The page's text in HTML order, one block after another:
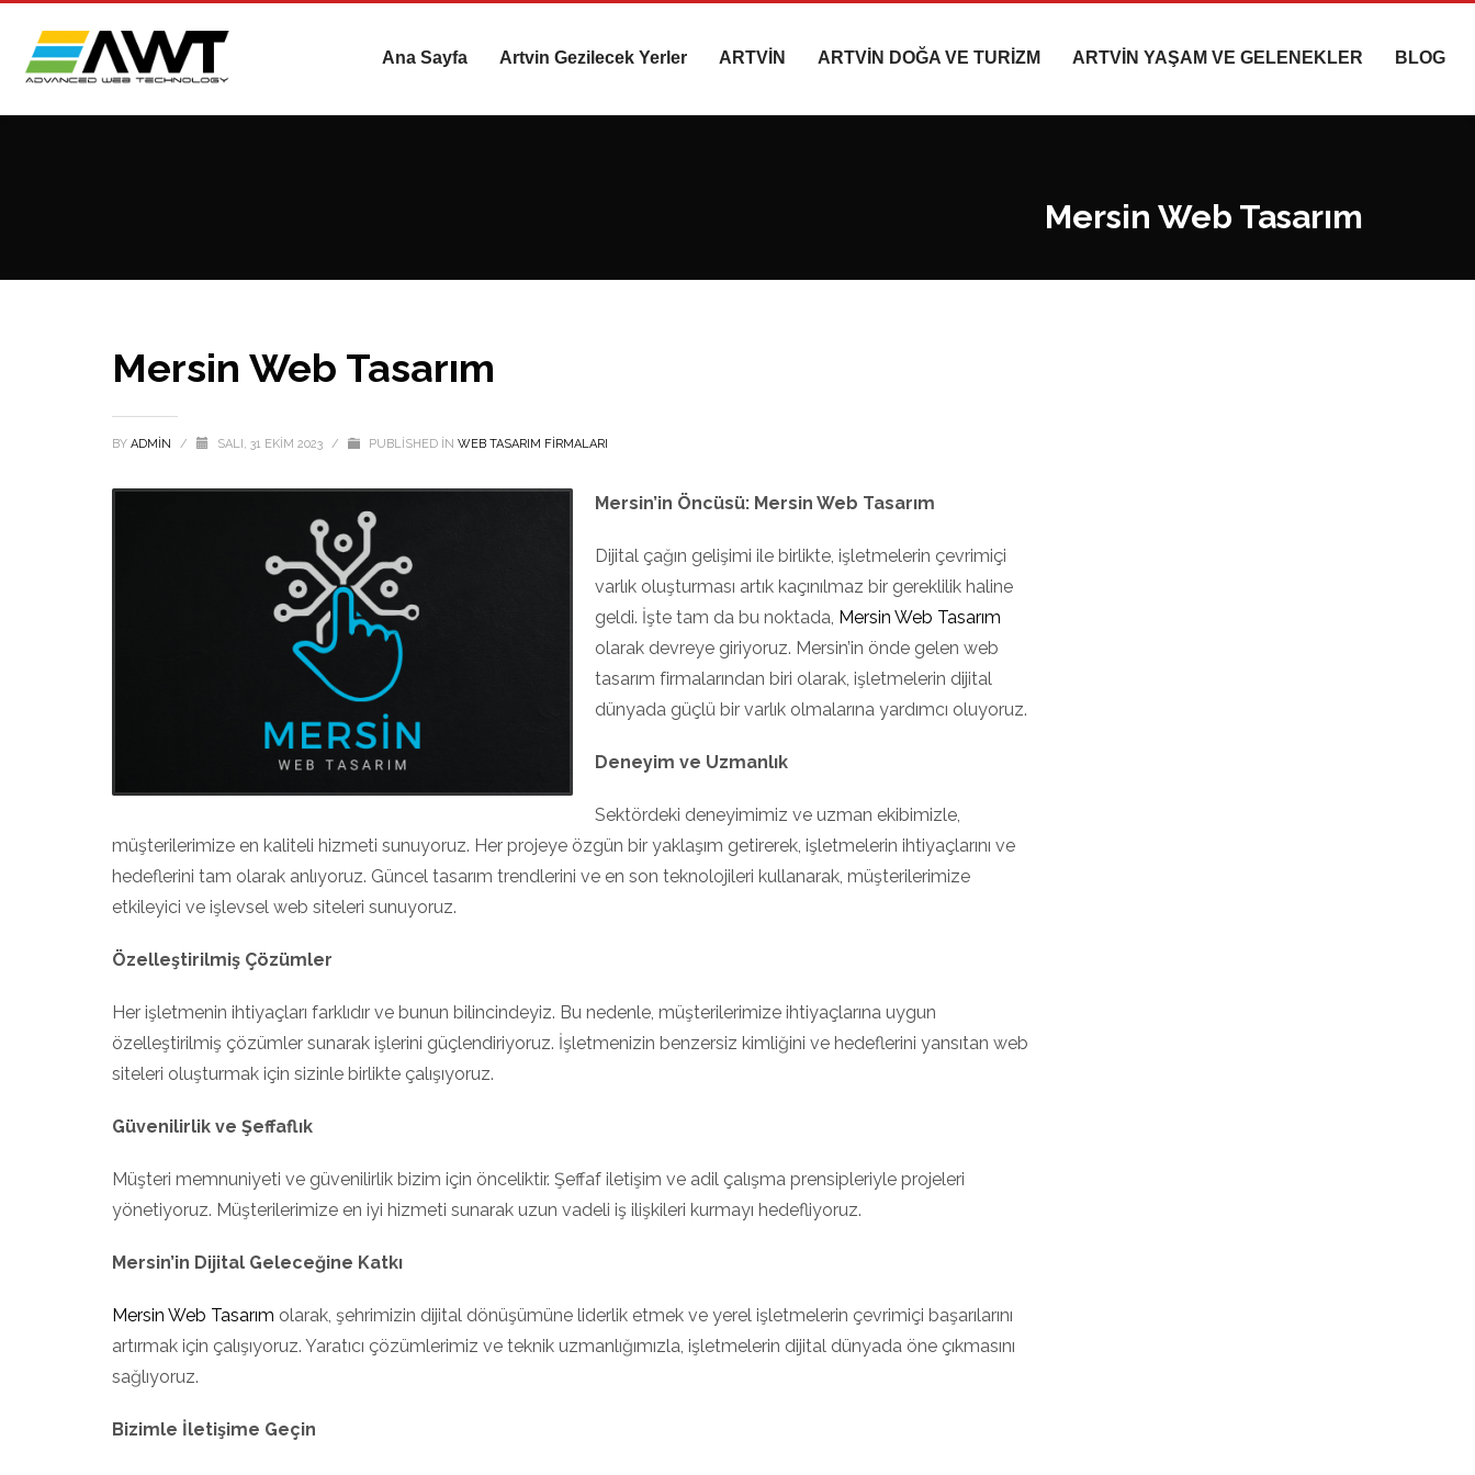
Ana Sayfa Artvin Gezilecek Yerler ARTVİN ARTVİN DOĞA VE TURİZM ARTVİN YAŞAM VE GELENEKLER BLOG
Mersin Web Tasarım
Mersin Web Tasarım
BY ADMIN / SALI, 31 EKIM 2023 / PUBLISHED IN WEB TASARIM FIRMALARI
Mersin’in Öncüsü: Mersin Web Tasarım
Dijital çağın gelişimi ile birlikte, işletmelerin çevrimiçi
varlık oluşturması artık kaçınılmaz bir gereklilik haline
geldi. İşte tam da bu noktada, Mersin Web Tasarım
olarak devreye giriyoruz. Mersin’in önde gelen web
tasarım firmalarından biri olarak, işletmelerin dijital
dünyada güçlü bir varlık olmalarına yardımcı oluyoruz.
Deneyim ve Uzmanlık
Sektördeki deneyimimiz ve uzman ekibimizle,
müşterilerimize en kaliteli hizmeti sunuyoruz. Her projeye özgün bir yaklaşım getirerek, işletmelerin ihtiyaçlarını ve
hedeflerini tam olarak anlıyoruz. Güncel tasarım trendlerini ve en son teknolojileri kullanarak, müşterilerimize
etkileyici ve işlevsel web siteleri sunuyoruz.
Özelleştirilmiş Çözümler
Her işletmenin ihtiyaçları farklıdır ve bunun bilincindeyiz. Bu nedenle, müşterilerimize ihtiyaçlarına uygun
özelleştirilmiş çözümler sunarak işlerini güçlendiriyoruz. İşletmenizin benzersiz kimliğini ve hedeflerini yansıtan web
siteleri oluşturmak için sizinle birlikte çalışıyoruz.
Güvenilirlik ve Şeffaflık
Müşteri memnuniyeti ve güvenilirlik bizim için önceliktir. Şeffaf iletişim ve adil çalışma prensipleriyle projeleri
yönetiyoruz. Müşterilerimize en iyi hizmeti sunarak uzun vadeli iş ilişkileri kurmayı hedefliyoruz.
Mersin’in Dijital Geleceğine Katkı
Mersin Web Tasarım olarak, şehrimizin dijital dönüşümüne liderlik etmek ve yerel işletmelerin çevrimiçi başarılarını
artırmak için çalışıyoruz. Yaratıcı çözümlerimiz ve teknik uzmanlığımızla, işletmelerin dijital dünyada öne çıkmasını
sağlıyoruz.
Bizimle İletişime Geçin